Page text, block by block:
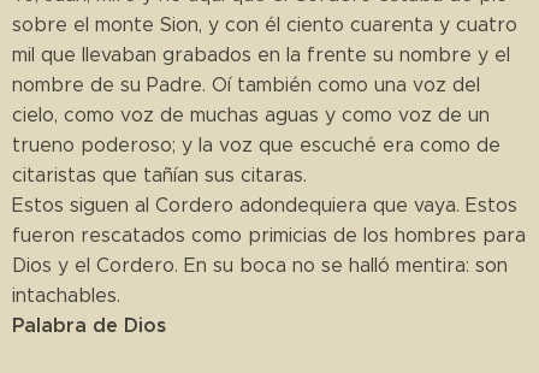
sobre el monte Sion, y con él ciento cuarenta y cuatro
mil que llevaban grabados en la frente su nombre y el
nombre de su Padre. Oí también como una voz del
cielo, como voz de muchas aguas y como voz de un
trueno poderoso; y la voz que escuché era como de
citaristas que tañían sus citaras.
Estos siguen al Cordero adondequiera que vaya. Estos
fueron rescatados como primicias de los hombres para
Dios y el Cordero. En su boca no se halló mentira: son
intachables.
Palabra de Dios